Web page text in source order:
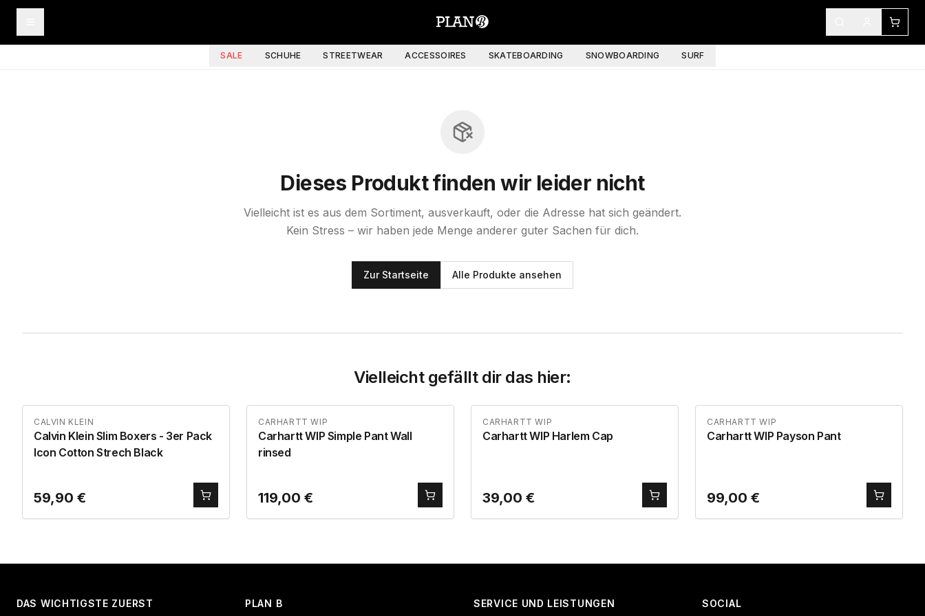
SALE SCHUHE STREETWEAR ACCESSOIRES SKATEBOARDING SNOWBOARDING SURF
Dieses Produkt finden wir leider nicht
Vielleicht ist es aus dem Sortiment, ausverkauft, oder die Adresse hat sich geändert.
Kein Stress – wir haben jede Menge anderer guter Sachen für dich.
Zur Startseite Alle Produkte ansehen
Vielleicht gefällt dir das hier:
CALVIN KLEIN
Calvin Klein Slim Boxers - 3er Pack
Icon Cotton Strech Black
59,90 €
CARHARTT WIP
Carhartt WIP Simple Pant Wall
rinsed
119,00 €
CARHARTT WIP
Carhartt WIP Harlem Cap
39,00 €
CARHARTT WIP
Carhartt WIP Payson Pant
99,00 €
DAS WICHTIGSTE ZUERST PLAN B SERVICE UND LEISTUNGEN SOCIAL